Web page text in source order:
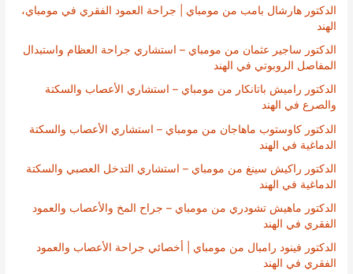
الدكتور هارشال بامب من مومباي | جراحة العمود الفقري في مومباي،
الهند
الدكتور ساجير عثمان من مومباي – استشاري جراحة العظام واستبدال
المفاصل الروبوتي في الهند
الدكتور راميش باتانكار من مومباي – استشاري الأعصاب والسكتة
والصرع في الهند
الدكتور كاوستوب ماهاجان من مومباي – استشاري الأعصاب والسكتة
الدماغية في الهند
الدكتور راكيش سينغ من مومباي – استشاري التدخل العصبي والسكتة
الدماغية في الهند
الدكتور ماهيش تشودري من مومباي – جراح المخ والأعصاب والعمود
الفقري في الهند
الدكتور فينود رامبال من مومباي | أخصائي جراحة الأعصاب والعمود
الفقري في الهند